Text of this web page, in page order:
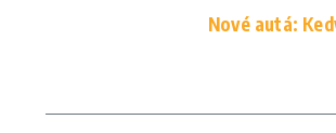
Nové autá: